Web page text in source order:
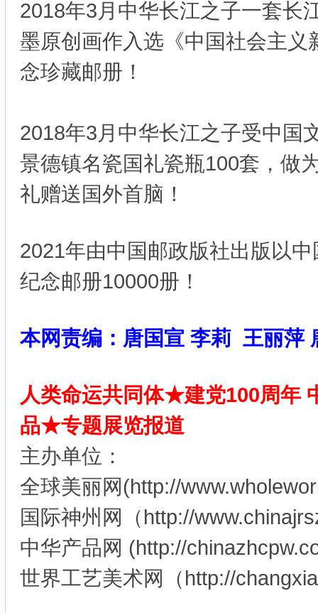
2018年3月中华长江之子一套长
墨原创画作入选《中国社会主义
念珍藏邮册！
2018年3月中华长江之子受中国
景德镇名瓷国礼瓷瓶100套，做
礼赠送国外首脑！
2021年由中国邮政版社出版以
纪念邮册10000册！
本网责编：唐国宣 李莉 王丽萍
人类命运共同体★建党100周年
品★专题展览报道
主办单位：
全球美丽网(http://
国际神州网（http://
中华产品网 (http://
世界工艺美术网（http://